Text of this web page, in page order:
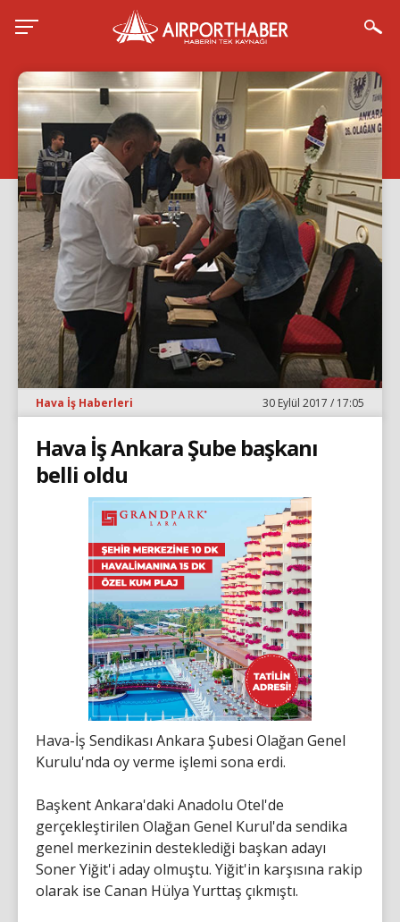
Hava İş Haberleri 30 Eylül 2017 / 17:05
Hava İş Ankara Şube başkanı
belli oldu
Hava-İş Sendikası Ankara Şubesi Olağan Genel
Kurulu'nda oy verme işlemi sona erdi.
Başkent Ankara'daki Anadolu Otel'de
gerçekleştirilen Olağan Genel Kurul'da sendika
genel merkezinin desteklediği başkan adayı
Soner Yiğit'i aday olmuştu. Yiğit'in karşısına rakip
olarak ise Canan Hülya Yurttaş çıkmıştı.